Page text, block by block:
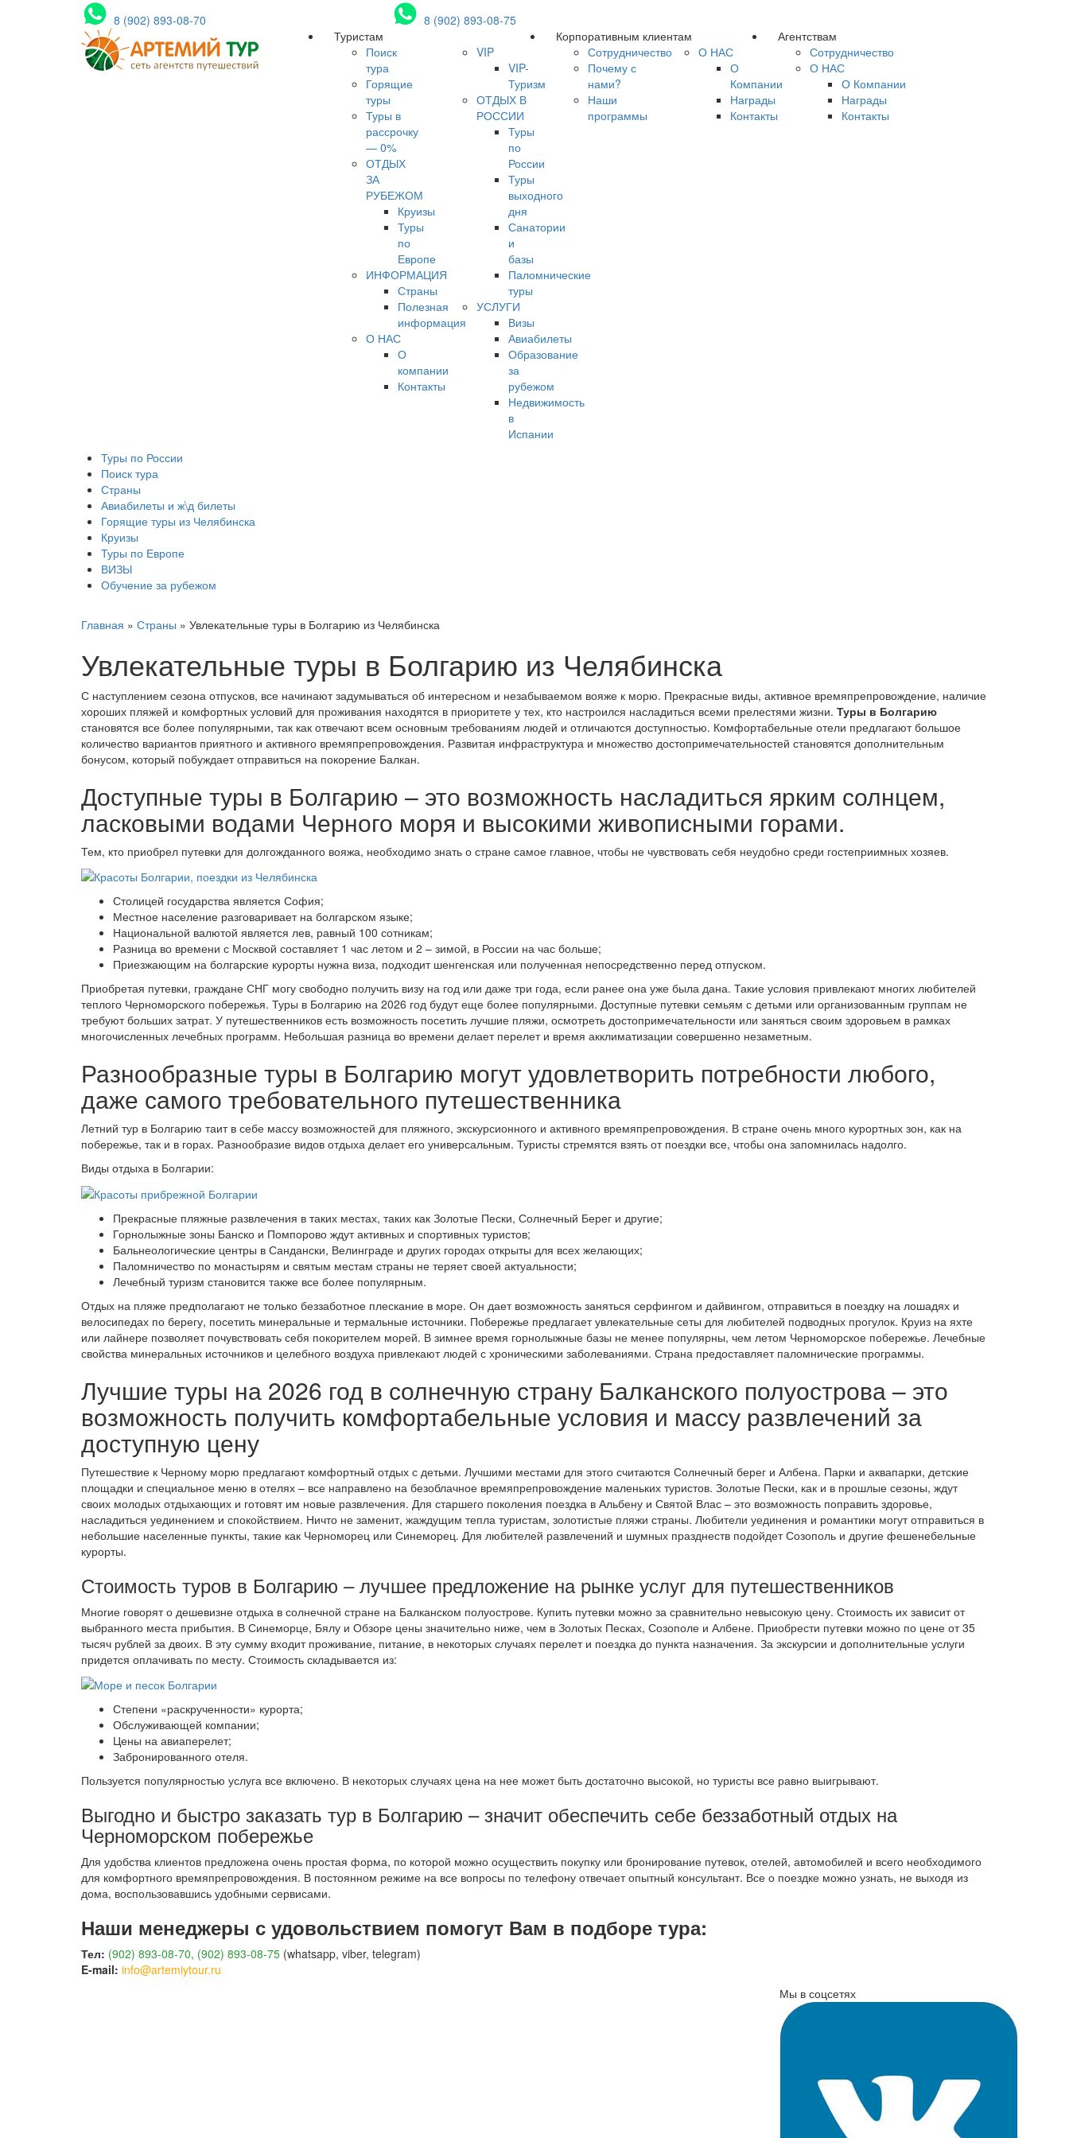
8 (902) 893-08-70
8 (902) 893-08-75
Туристам
Поиск
тура
Горящие
туры
Туры в
рассрочку
— 0%
ОТДЫХ
ЗА
РУБЕЖОМ
Круизы
Туры
по
Европе
ИНФОРМАЦИЯ
Страны
Полезная
информация
О НАС
О
компании
Контакты
VIP
VIP-
Туризм
ОТДЫХ В
РОССИИ
Туры
по
России
Туры
выходного
дня
Санатории
и
базы
Паломнические
туры
УСЛУГИ
Визы
Авиабилеты
Образование
за
рубежом
Недвижимость
в
Испании
Корпоративным клиентам
Сотрудничество
Почему с
нами?
Наши
программы
О НАС
О
Компании
Награды
Контакты
Агентствам
Сотрудничество
О НАС
О Компании
Награды
Контакты
Туры по России
Поиск тура
Страны
Авиабилеты и ж\д билеты
Горящие туры из Челябинска
Круизы
Туры по Европе
ВИЗЫ
Обучение за рубежом
Главная » Страны » Увлекательные туры в Болгарию из Челябинска
Увлекательные туры в Болгарию из Челябинска
С наступлением сезона отпусков, все начинают задумываться об интересном и незабываемом вояже к морю. Прекрасные виды, активное времяпрепровождение, наличие
хороших пляжей и комфортных условий для проживания находятся в приоритете у тех, кто настроился насладиться всеми прелестями жизни. Туры в Болгарию
становятся все более популярными, так как отвечают всем основным требованиям людей и отличаются доступностью. Комфортабельные отели предлагают большое
количество вариантов приятного и активного времяпрепровождения. Развитая инфраструктура и множество достопримечательностей становятся дополнительным
бонусом, который побуждает отправиться на покорение Балкан.
Доступные туры в Болгарию – это возможность насладиться ярким солнцем,
ласковыми водами Черного моря и высокими живописными горами.
Тем, кто приобрел путевки для долгожданного вояжа, необходимо знать о стране самое главное, чтобы не чувствовать себя неудобно среди гостеприимных хозяев.
Столицей государства является София;
Местное население разговаривает на болгарском языке;
Национальной валютой является лев, равный 100 сотникам;
Разница во времени с Москвой составляет 1 час летом и 2 – зимой, в России на час больше;
Приезжающим на болгарские курорты нужна виза, подходит шенгенская или полученная непосредственно перед отпуском.
Приобретая путевки, граждане СНГ могу свободно получить визу на год или даже три года, если ранее она уже была дана. Такие условия привлекают многих любителей
теплого Черноморского побережья. Туры в Болгарию на 2026 год будут еще более популярными. Доступные путевки семьям с детьми или организованным группам не
требуют больших затрат. У путешественников есть возможность посетить лучшие пляжи, осмотреть достопримечательности или заняться своим здоровьем в рамках
многочисленных лечебных программ. Небольшая разница во времени делает перелет и время акклиматизации совершенно незаметным.
Разнообразные туры в Болгарию могут удовлетворить потребности любого,
даже самого требовательного путешественника
Летний тур в Болгарию таит в себе массу возможностей для пляжного, экскурсионного и активного времяпрепровождения. В стране очень много курортных зон, как на
побережье, так и в горах. Разнообразие видов отдыха делает его универсальным. Туристы стремятся взять от поездки все, чтобы она запомнилась надолго.
Виды отдыха в Болгарии:
Прекрасные пляжные развлечения в таких местах, таких как Золотые Пески, Солнечный Берег и другие;
Горнолыжные зоны Банско и Помпорово ждут активных и спортивных туристов;
Бальнеологические центры в Сандански, Велинграде и других городах открыты для всех желающих;
Паломничество по монастырям и святым местам страны не теряет своей актуальности;
Лечебный туризм становится также все более популярным.
Отдых на пляже предполагают не только беззаботное плескание в море. Он дает возможность заняться серфингом и дайвингом, отправиться в поездку на лошадях и
велосипедах по берегу, посетить минеральные и термальные источники. Побережье предлагает увлекательные сеты для любителей подводных прогулок. Круиз на яхте
или лайнере позволяет почувствовать себя покорителем морей. В зимнее время горнолыжные базы не менее популярны, чем летом Черноморское побережье. Лечебные
свойства минеральных источников и целебного воздуха привлекают людей с хроническими заболеваниями. Страна предоставляет паломнические программы.
Лучшие туры на 2026 год в солнечную страну Балканского полуострова – это
возможность получить комфортабельные условия и массу развлечений за
доступную цену
Путешествие к Черному морю предлагают комфортный отдых с детьми. Лучшими местами для этого считаются Солнечный берег и Албена. Парки и аквапарки, детские
площадки и специальное меню в отелях – все направлено на безоблачное времяпрепровождение маленьких туристов. Золотые Пески, как и в прошлые сезоны, ждут
своих молодых отдыхающих и готовят им новые развлечения. Для старшего поколения поездка в Альбену и Святой Влас – это возможность поправить здоровье,
насладиться уединением и спокойствием. Ничто не заменит, жаждущим тепла туристам, золотистые пляжи страны. Любители уединения и романтики могут отправиться в
небольшие населенные пункты, такие как Черноморец или Синеморец. Для любителей развлечений и шумных празднеств подойдет Созополь и другие фешенебельные
курорты.
Стоимость туров в Болгарию – лучшее предложение на рынке услуг для путешественников
Многие говорят о дешевизне отдыха в солнечной стране на Балканском полуострове. Купить путевки можно за сравнительно невысокую цену. Стоимость их зависит от
выбранного места прибытия. В Синеморце, Бялу и Обзоре цены значительно ниже, чем в Золотых Песках, Созополе и Албене. Приобрести путевки можно по цене от 35
тысяч рублей за двоих. В эту сумму входит проживание, питание, в некоторых случаях перелет и поездка до пункта назначения. За экскурсии и дополнительные услуги
придется оплачивать по месту. Стоимость складывается из:
Степени «раскрученности» курорта;
Обслуживающей компании;
Цены на авиаперелет;
Забронированного отеля.
Пользуется популярностью услуга все включено. В некоторых случаях цена на нее может быть достаточно высокой, но туристы все равно выигрывают.
Выгодно и быстро заказать тур в Болгарию – значит обеспечить себе беззаботный отдых на
Черноморском побережье
Для удобства клиентов предложена очень простая форма, по которой можно осуществить покупку или бронирование путевок, отелей, автомобилей и всего необходимого
для комфортного времяпрепровождения. В постоянном режиме на все вопросы по телефону отвечает опытный консультант. Все о поездке можно узнать, не выходя из
дома, воспользовавшись удобными сервисами.
Наши менеджеры с удовольствием помогут Вам в подборе тура:
Тел: (902) 893-08-70, (902) 893-08-75 (whatsapp, viber, telegram)
E-mail: info@artemiytour.ru
Мы в соцсетях